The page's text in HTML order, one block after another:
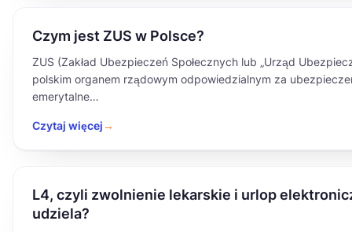
Czym jest ZUS w Polsce?
ZUS (Zakład Ubezpieczeń Społecznych lub „Urząd
polskim organem rządowym odpowiedzialnym za
emerytalne…
Czytaj więcej→
L4, czyli zwolnienie lekarskie i urlop
udziela?